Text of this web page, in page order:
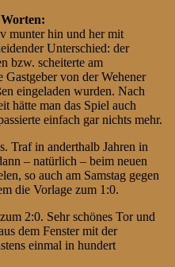
munter hin und her mit
Unterschied: der
bzw. scheiterte am
von der Wehener
eingeladen wurden. Nach
hätte man das Spiel auch
einfach gar nichts mehr.
Traf in anderthalb Jahren in
– natürlich – beim neuen
so auch am Samstag gegen
die Vorlage zum 1:0.
2:0. Sehr schönes Tor und
dem Fenster mit der
einmal in hundert